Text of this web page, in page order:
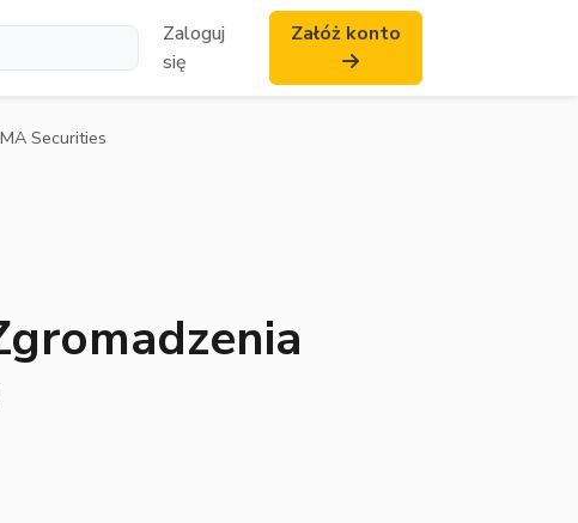
Zaloguj
się
Załóż konto
Securities